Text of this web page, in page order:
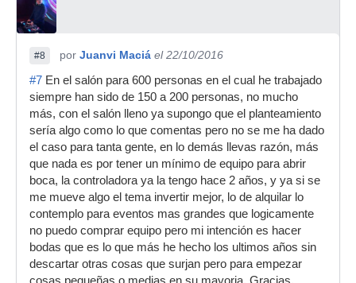
#8 por Juanvi Maciá el 22/10/2016
#7 En el salón para 600 personas en el cual he trabajado
siempre han sido de 150 a 200 personas, no mucho
más, con el salón lleno ya supongo que el planteamiento
sería algo como lo que comentas pero no se me ha dado
el caso para tanta gente, en lo demás llevas razón, más
que nada es por tener un mínimo de equipo para abrir
boca, la controladora ya la tengo hace 2 años, y ya si se
me mueve algo el tema invertir mejor, lo de alquilar lo
contemplo para eventos mas grandes que logicamente
no puedo comprar equipo pero mi intención es hacer
bodas que es lo que más he hecho los ultimos años sin
descartar otras cosas que surjan pero para empezar